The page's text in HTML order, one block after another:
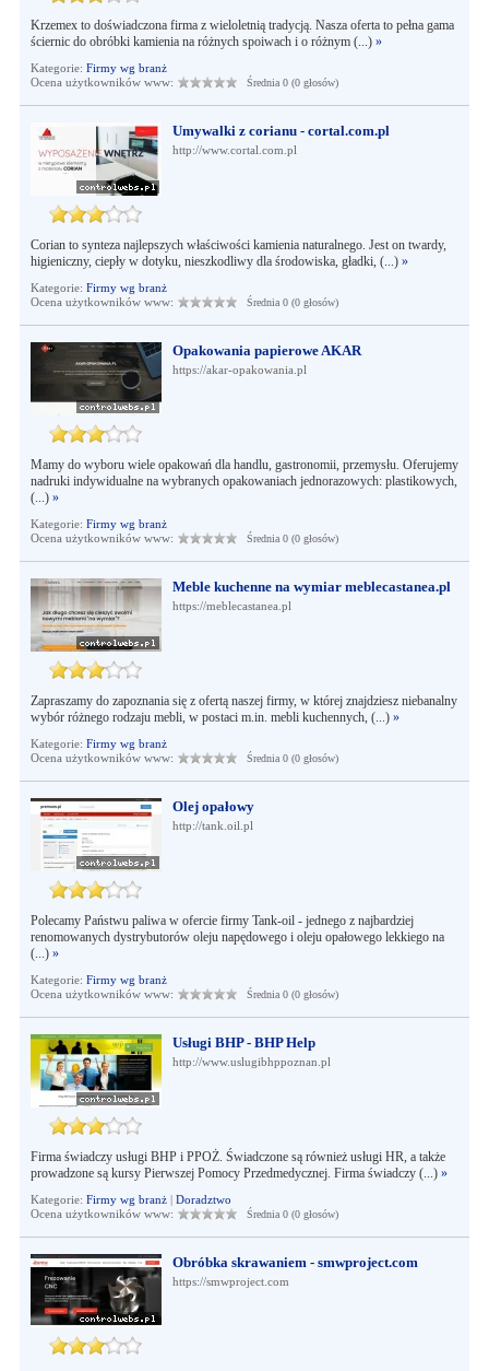
Krzemex to doświadczona firma z wieloletnią tradycją. Nasza oferta to pełna gama
ściernic do obróbki kamienia na różnych spoiwach i o różnym (...) »
Kategorie: Firmy wg branż
Ocena użytkowników www:
Średnia 0 (0 głosów)
Umywalki z corianu - cortal.com.pl
http://www.cortal.com.pl
Corian to synteza najlepszych właściwości kamienia naturalnego. Jest on twardy,
higieniczny, ciepły w dotyku, nieszkodliwy dla środowiska, gładki, (...) »
Kategorie: Firmy wg branż
Ocena użytkowników www:
Średnia 0 (0 głosów)
Opakowania papierowe AKAR
https://akar-opakowania.pl
Mamy do wyboru wiele opakowań dla handlu, gastronomii, przemysłu. Oferujemy
nadruki indywidualne na wybranych opakowaniach jednorazowych: plastikowych,
(...) »
Kategorie: Firmy wg branż
Ocena użytkowników www:
Średnia 0 (0 głosów)
Meble kuchenne na wymiar meblecastanea.pl
https://meblecastanea.pl
Zapraszamy do zapoznania się z ofertą naszej firmy, w której znajdziesz niebanalny
wybór różnego rodzaju mebli, w postaci m.in. mebli kuchennych, (...) »
Kategorie: Firmy wg branż
Ocena użytkowników www:
Średnia 0 (0 głosów)
Olej opałowy
http://tank.oil.pl
Polecamy Państwu paliwa w ofercie firmy Tank-oil - jednego z najbardziej
renomowanych dystrybutorów oleju napędowego i oleju opałowego lekkiego na
(...) »
Kategorie: Firmy wg branż
Ocena użytkowników www:
Średnia 0 (0 głosów)
Usługi BHP - BHP Help
http://www.uslugibhppoznan.pl
Firma świadczy usługi BHP i PPOŻ. Świadczone są również usługi HR, a także
prowadzone są kursy Pierwszej Pomocy Przedmedycznej. Firma świadczy (...) »
Kategorie: Firmy wg branż| Doradztwo
Ocena użytkowników www:
Średnia 0 (0 głosów)
Obróbka skrawaniem - smwproject.com
https://smwproject.com